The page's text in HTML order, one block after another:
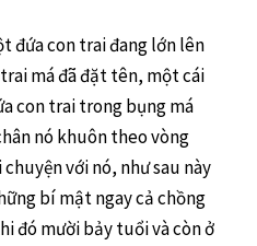
đứa con trai đang lớn lên
má đã đặt tên, một cái
con trai trong bụng má
nó khuôn theo vòng
với nó, như sau này
bí mật ngay cả chồng
đó mười bảy tuổi và còn ở